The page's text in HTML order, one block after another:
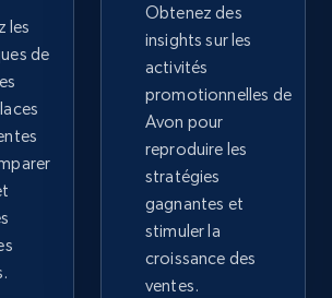
668+ Commencer
Description, Currency, Initial
Discount percent, and more.
Commencer
les
de
Obtenez des
insights sur les
activités
promotionnelles de
Avon pour
reproduire les
stratégies
gagnantes et
stimuler la
croissance des
ventes.